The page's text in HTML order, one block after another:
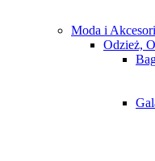
Moda i
Odzież,